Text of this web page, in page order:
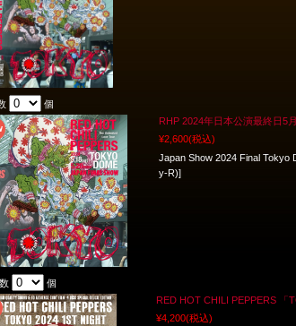
個
RHP 2024年日本公演最終日5
¥2,600(税込)
Japan Show 2024 Final Tokyo
y-R)]
個
RED HOT CHILI PEPPERS 「
¥4,200(税込)